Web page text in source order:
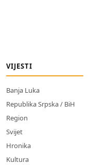
VIJESTI
Banja Luka
Republika Srpska / BiH
Region
Svijet
Hronika
Kultura